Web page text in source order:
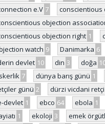
e.V 7 conscientious
objection
objection right 1
watch 9 Danimarka 6
devlet 10 din 3 doğa
7 dünya barış günü 1
günü 2 dürzi vicdani retçi
devlet 1 ebco 64 ebola 1
1 ekoloji 3 emek